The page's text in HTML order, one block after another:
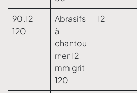
90.12
120
Abrasifs
à
chantou
rner 12
mm grit
120
12